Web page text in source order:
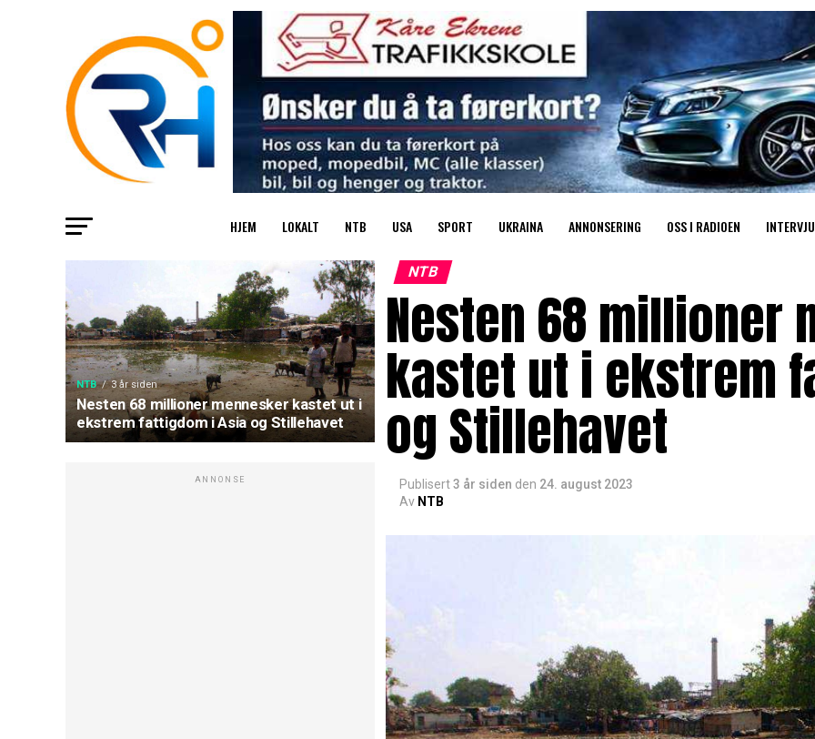
HJEM LOKALT NTB USA SPORT UKRAINA ANNONSERING OSS I RADIOEN INTERVJU
NTB 3 år siden
Nesten 68 millioner mennesker kastet ut i
ekstrem fattigdom i Asia og Stillehavet
ANNONSE
NTB
Nesten 68 millioner
kastet ut i ekstrem
og Stillehavet
Publisert3 år siden den 24. august 2023
Av NTB